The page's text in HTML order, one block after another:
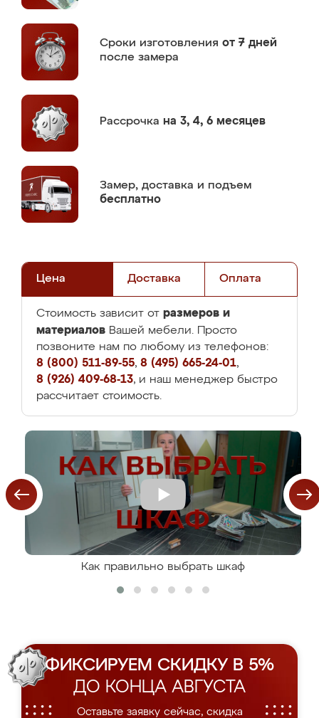
Сроки изготовления от 7 дней
после замера
Рассрочка на 3, 4, 6 месяцев
Замер, доставка и подъем
бесплатно
Цена Доставка Оплата
Стоимость зависит от размеров и
материалов Вашей мебели. Просто
позвоните нам по любому из телефонов:
8 (800) 511-89-55, 8 (495) 665-24-01,
8 (926) 409-68-13, и наш менеджер быстро
рассчитает стоимость.
Как правильно выбрать шкаф
ФИКСИРУЕМ СКИДКУ В 5%
ДО КОНЦА АВГУСТА
Оставьте заявку сейчас, скидка